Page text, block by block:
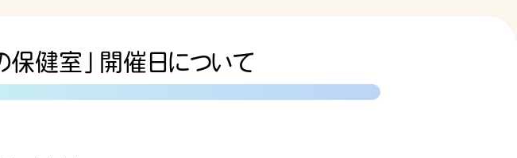
保健室」開催日について